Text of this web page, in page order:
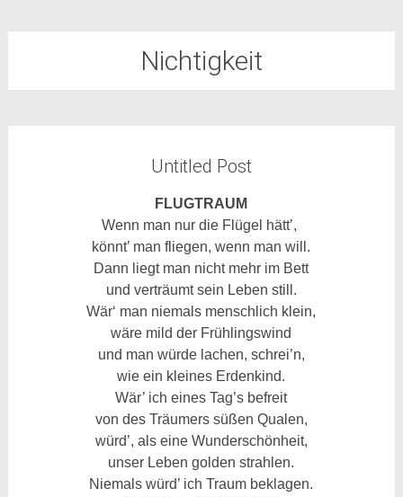
Nichtigkeit
Untitled Post
FLUGTRAUM
Wenn man nur die Flügel hätt’,
könnt’ man fliegen, wenn man will.
Dann liegt man nicht mehr im Bett
und verträumt sein Leben still.
Wär‘ man niemals menschlich klein,
wäre mild der Frühlingswind
und man würde lachen, schrei’n,
wie ein kleines Erdenkind.
Wär’ ich eines Tag’s befreit
von des Träumers süßen Qualen,
würd’, als eine Wunderschönheit,
unser Leben golden strahlen.
Niemals würd’ ich Traum beklagen.